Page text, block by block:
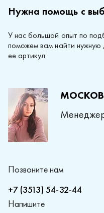
Нужна помощь с
У нас большой опыт по
поможем вам найти нужную
ее артикул
Позвоните нам
+7 (3513) 54-32-44
Напишите